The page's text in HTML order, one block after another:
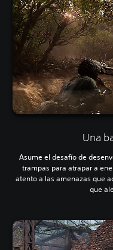
Una
Asume el desafío de
trampas para atrapar a
atento a las amenazas que
que